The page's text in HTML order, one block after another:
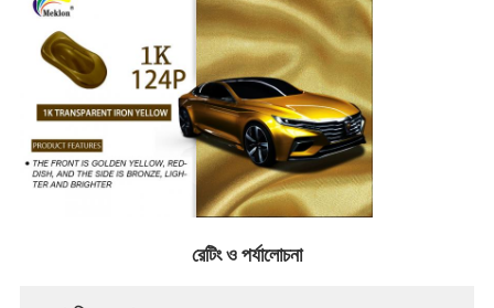
রেটিং ও পর্যালোচনা